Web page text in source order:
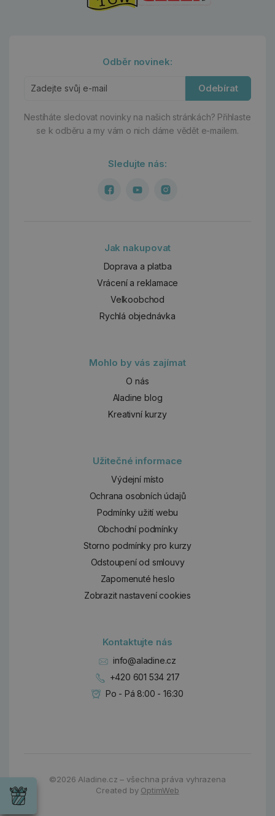
Odběr novinek:
Odebírat
Nestíháte sledovat novinky na našich stránkách? Přihlaste
se k odběru a my vám o nich dáme vědět e-mailem.
Sledujte nás:
Jak nakupovat
Doprava a platba
Vrácení a reklamace
Velkoobchod
Rychlá objednávka
Mohlo by vás zajímat
O nás
Aladine blog
Kreativní kurzy
Užitečné informace
Výdejní místo
Ochrana osobních údajů
Podmínky užití webu
Obchodní podmínky
Storno podmínky pro kurzy
Odstoupení od smlouvy
Zapomenuté heslo
Zobrazit nastavení cookies
Kontaktujte nás
info@aladine.cz
+420 601 534 217
Po - Pá 8:00 - 16:30
©2026 Aladine.cz – všechna práva vyhrazena
Created by OptimWeb
Wrendale
Chci si vybrat